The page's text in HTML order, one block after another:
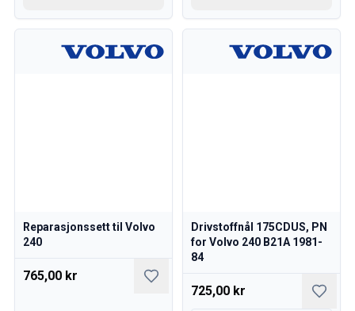
Reparasjonssett til Volvo
240
765,00 kr
Drivstoffnål 175CDUS, PN
for Volvo 240 B21A 1981-
84
725,00 kr